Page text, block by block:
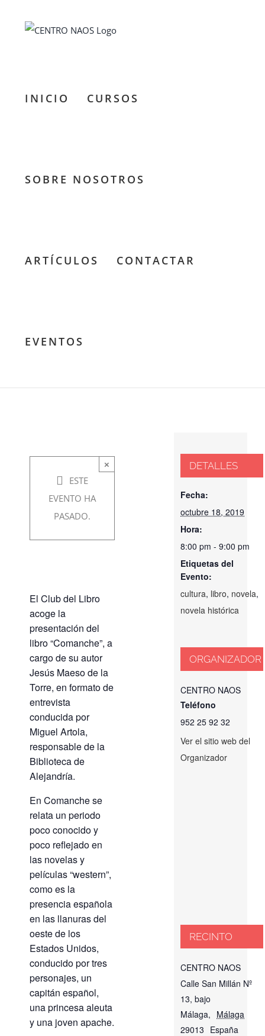
INICIO CURSOS
SOBRE NOSOTROS
ARTÍCULOS CONTACTAR
EVENTOS
×
ESTE
EVENTO HA
PASADO.
2019 @
8:00 pm
-9:00
pm
El Club del Libro
acoge la
presentación del
libro “Comanche”, a
cargo de su autor
Jesús Maeso de la
Torre, en formato de
entrevista
conducida por
Miguel Artola,
responsable de la
Biblioteca de
Alejandría.
En Comanche se
relata un periodo
poco conocido y
poco reflejado en
las novelas y
películas “western”,
como es la
presencia española
en las llanuras del
oeste de los
Estados Unidos,
conducido por tres
personajes, un
capitán español,
una princesa aleuta
y una joven apache.
DETALLES
Fecha:
octubre 18, 2019
Hora:
8:00 pm - 9:00 pm
Etiquetas del
Evento:
cultura, libro, novela,
novela histórica
ORGANIZADOR
CENTRO NAOS
Teléfono
952 25 92 32
Ver el sitio web del
Organizador
RECINTO
CENTRO NAOS
Calle San Millán Nº
13, bajo
Málaga, Málaga
29013 España